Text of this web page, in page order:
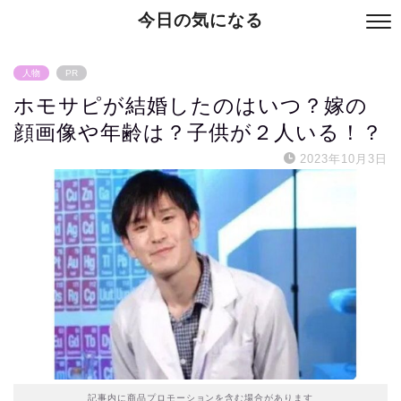
今日の気になる
人物 PR
ホモサピが結婚したのはいつ？嫁の
顔画像や年齢は？子供が２人いる！？
2023年10月3日
記事内に商品プロモーションを含む場合があります